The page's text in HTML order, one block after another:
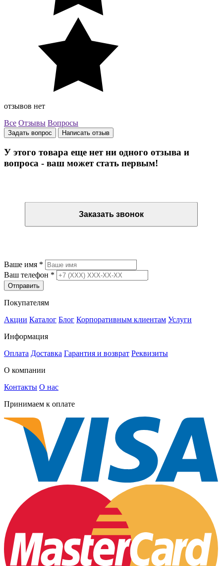
отзывов нет
Все Отзывы Вопросы
Задать вопрос Написать отзыв
У этого товара еще нет ни одного отзыва и
вопроса - ваш может стать первым!
Заказать звонок
Ваше имя *
Ваш телефон *
Отправить
Покупателям
Акции Каталог Блог Корпоративным клиентам Услуги
Информация
Оплата Доставка Гарантия и возврат Реквизиты
О компании
Контакты О нас
Принимаем к оплате